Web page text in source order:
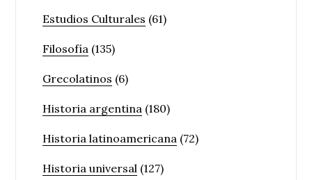
Estudios Culturales (61)
Filosofía (135)
Grecolatinos (6)
Historia argentina (180)
Historia latinoamericana (72)
Historia universal (127)